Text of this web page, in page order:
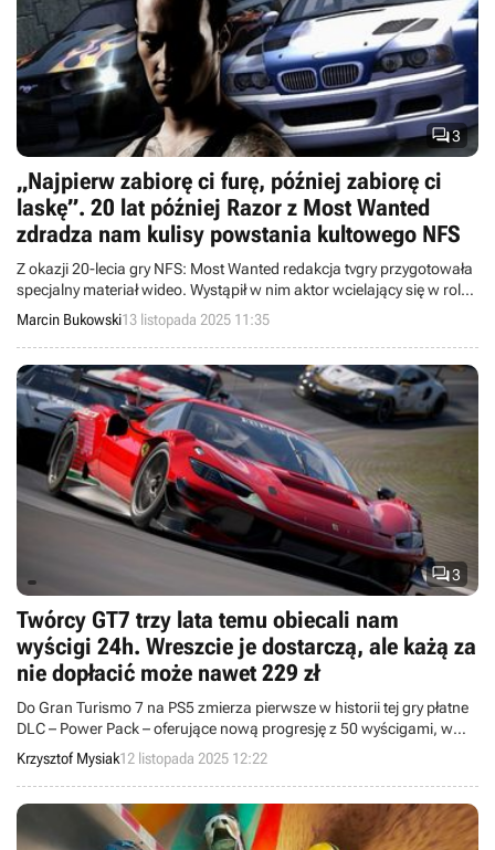
3
„Najpierw zabiorę ci furę, później zabiorę ci
laskę”. 20 lat później Razor z Most Wanted
zdradza nam kulisy powstania kultowego NFS
Z okazji 20-lecia gry NFS: Most Wanted redakcja tvgry przygotowała
specjalny materiał wideo. Wystąpił w nim aktor wcielający się w rolę
Razora, który opowiedział o kulisach powstawania produkcji.
Marcin Bukowski13 listopada 2025 11:35
3
Twórcy GT7 trzy lata temu obiecali nam
wyścigi 24h. Wreszcie je dostarczą, ale każą za
nie dopłacić może nawet 229 zł
Do Gran Turismo 7 na PS5 zmierza pierwsze w historii tej gry płatne
DLC – Power Pack – oferujące nową progresję z 50 wyścigami, w
tym długodystansowymi 24-godzinnymi, przeciwko sztucznej
inteligencji GT Sophy 3.0.
Krzysztof Mysiak12 listopada 2025 12:22